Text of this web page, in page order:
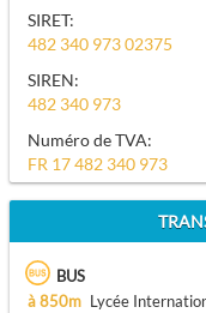
SIRET:
482 340 973 02375
SIREN:
482 340 973
Numéro de TVA:
FR 17 482 340 973
BUS
à 850m Lycée